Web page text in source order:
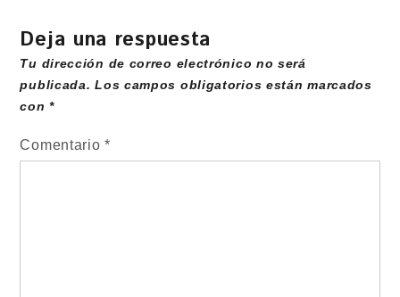
Deja una respuesta
Tu dirección de correo electrónico no será
publicada. Los campos obligatorios están marcados
con*
Comentario*